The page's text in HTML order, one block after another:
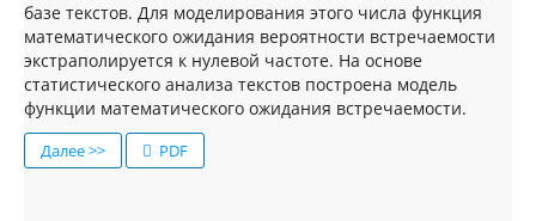
базе текстов. Для моделирования этого числа функция
математического ожидания вероятности встречаемости
экстраполируется к нулевой частоте. На основе
статистического анализа текстов построена модель
функции математического ожидания встречаемости.
Далее >> PDF